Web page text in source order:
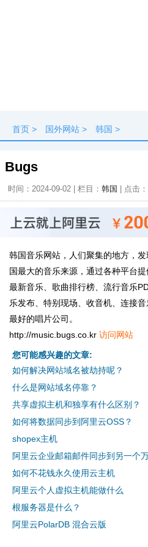
首页 > 国外网站 > 韩国 >
Bugs
时间：2024-09-02 | 栏目： 韩国 | 点击：
韩国音乐网站，人们聚集的地方，
国最大的音乐来源，通过各种平台
最新音乐、歌曲排行榜、流行音乐
乐发布、特别现场、收音机、连接
最好的唱片公司。
http://music.bugs.co.kr 访问网站
您可能感兴趣的文章:
如何解决网站域名被劫持呢？
什么是网站域名停靠？
共享虚拟主机和独享有什么区别？
如何将数据同步到阿里云OSS？
shopex主机
阿里云企业邮箱邮件同步到另一个
如何不花钱永久使用云主机
阿里云个人虚拟主机能做什么
根服务器是什么？
阿里云PolarDB 混合云版